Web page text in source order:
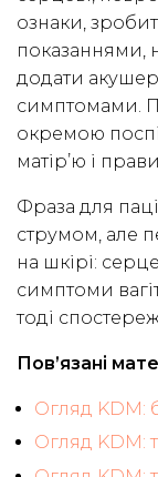
ознаки,
показаннями,
додати
симптомами.
окремою
матір’ю і
Фраза для
струмом, але
на шкірі:
симптоми
тоді
Пов’язані
Огляд KDM:
Огляд KDM: